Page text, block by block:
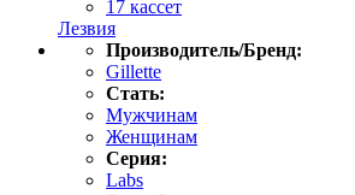
17 кассет
Лезвия
Производитель/Бренд:
Gillette
Стать:
Мужчинам
Женщинам
Серия:
Labs